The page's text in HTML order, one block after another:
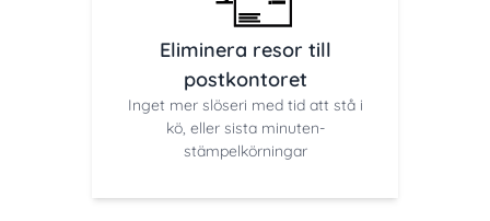
Eliminera resor till
postkontoret
Inget mer slöseri med tid att stå i
kö, eller sista minuten-
stämpelkörningar